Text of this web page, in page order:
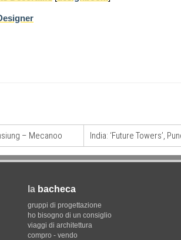
India: ‘Future Towers’,
– Mecanoo
la bacheca
gruppi di progettazione
ho bisogno di un consiglio
viaggi di architettura
compro - vendo